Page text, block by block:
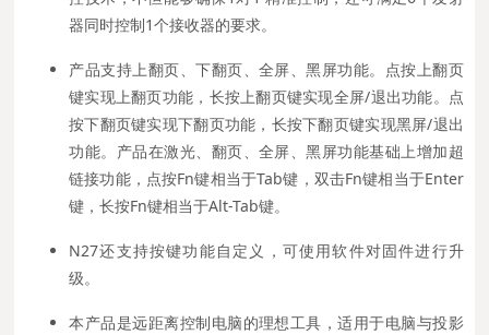
器同时控制1个接收器的要求。
产品支持上翻页、下翻页、全屏、黑屏功能。点按上翻页
键实现上翻页功能，长按上翻页键实现全屏/退出功能。点
按下翻页键实现下翻页功能，长按下翻页键实现黑屏/退出
功能。产品在激光、翻页、全屏、黑屏功能基础上增加超
链接功能，点按Fn键相当于Tab键，双击Fn键相当于Enter
键，长按Fn键相当于Alt-Tab键。
N27还支持按键功能自定义，可使用软件对固件进行升
级。
本产品是远距离控制电脑的理想工具，适用于电脑与投影